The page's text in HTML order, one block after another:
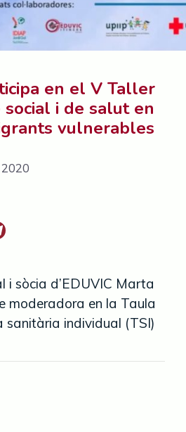
en el V Taller
social i de salut en
vulnerables
i sòcia d’EDUVIC Marta
moderadora en la Taula
individual (TSI)